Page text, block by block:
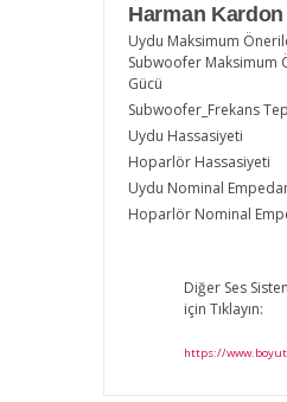
Harman
Uydu Maksimum
Subwoofer Maksimum
Gücü
Subwoofer_Frekans
Uydu Hassasiyeti
Hoparlör Hassasiyeti
Uydu Nominal
Hoparlör Nominal
Diğer Ses
için Tıklayın:
https://